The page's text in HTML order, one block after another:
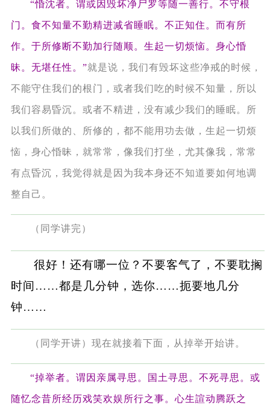
“惛沈者。谓或因毁坏净尸罗等随一善行。不守根
门。食不知量不勤精进减省睡眠。不正知住。而有所
作。于所修断不勤加行随顺。生起一切烦恼。身心惛
昧。无堪任性。”就是说，我们有毁坏这些净戒的时候，
不能守住我们的根门，或者我们吃的时候不知量，所以
我们容易昏沉。或者不精进，没有减少我们的睡眠。所
以我们所做的、所修的，都不能用功去做，生起一切烦
恼，身心惛昧，就常常，像我们打坐，尤其像我，常常
有点昏沉，我觉得就是因为我本身还不知道要如何地调
整自己。
（同学讲完）
很好！还有哪一位？不要客气了，不要耽搁
时间……都是几分钟，选你……扼要地几分
钟……
（同学开讲）现在就接着下面，从掉举开始讲。
“掉举者。谓因亲属寻思。国土寻思。不死寻思。或
随忆念昔所经历戏笑欢娱所行之事。心生諠动腾跃之